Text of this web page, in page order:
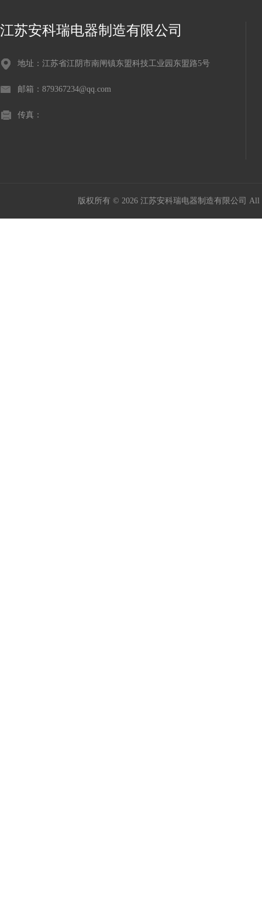
江苏安科瑞电器制造有限公司
地址：江苏省江阴市南闸镇东盟科技工业园东盟路5号
邮箱：879367234@qq.com
传真：
版权所有 © 2026 江苏安科瑞电器制造有限公司